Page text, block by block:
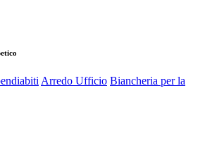
Arredo Ufficio Biancheria per la